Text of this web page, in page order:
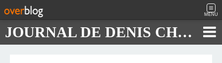
MENU
JOURNAL DE DENIS CHAUTARD